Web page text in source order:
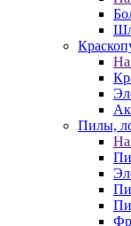
Пилы,